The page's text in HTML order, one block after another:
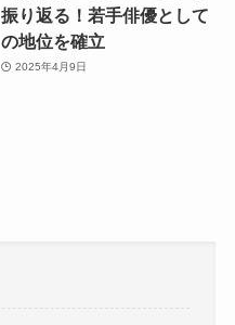
振り返る！若手俳優として
の地位を確立
2025年4月9日